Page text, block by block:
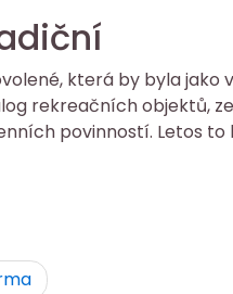
která by byla jako
rekreačních objektů,
povinností. Letos